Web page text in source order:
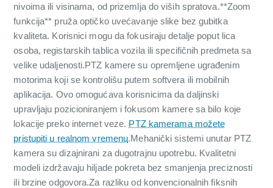
nivoima ili visinama, od prizemlja do viših spratova.**Zoom
funkcija** pruža optičko uvećavanje slike bez gubitka
kvaliteta. Korisnici mogu da fokusiraju detalje poput lica
osoba, registarskih tablica vozila ili specifičnih predmeta sa
velike udaljenosti.PTZ kamere su opremljene ugrađenim
motorima koji se kontrolišu putem softvera ili mobilnih
aplikacija. Ovo omogućava korisnicima da daljinski
upravljaju pozicioniranjem i fokusom kamere sa bilo koje
lokacije preko internet veze. PTZ kamerama možete
pristupiti u realnom vremenu.Mehanički sistemi unutar PTZ
kamera su dizajnirani za dugotrajnu upotrebu. Kvalitetni
modeli izdržavaju hiljade pokreta bez smanjenja preciznosti
ili brzine odgovora.Za razliku od konvencionalnih fiksnih